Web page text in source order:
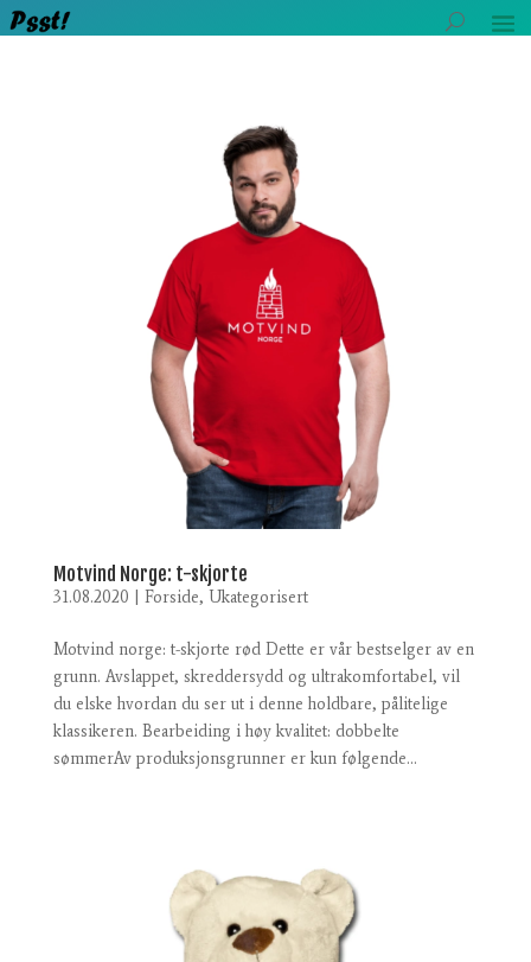
Motvind Norge: t-skjorte
31.08.2020 Forside, Ukategorisert
Motvind norge: t-skjorte rød Dette er vår bestselger av en
grunn. Avslappet, skreddersydd og ultrakomfortabel, vil
du elske hvordan du ser ut i denne holdbare, pålitelige
klassikeren. Bearbeiding i høy kvalitet: dobbelte
sømmerAv produksjonsgrunner er kun følgende...